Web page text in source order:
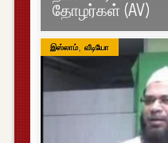
தோழர்கள் (AV)
இஸ்லாம், வீடியோ